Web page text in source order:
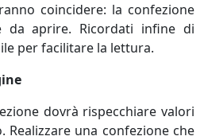
coincidere: la confezione
da aprire. Ricordati infine di
per facilitare la lettura.
dovrà rispecchiare valori
Realizzare una confezione che